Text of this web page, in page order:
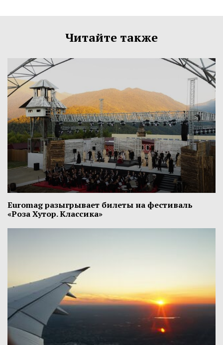
Читайте также
Euromag разыгрывает билеты на фестиваль
«Роза Хутор. Классика»